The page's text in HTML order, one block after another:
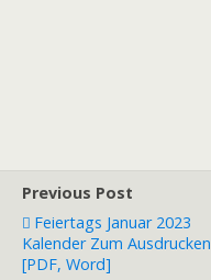
Previous Post
Feiertags Januar 2023
Kalender Zum Ausdrucken
[PDF, Word]